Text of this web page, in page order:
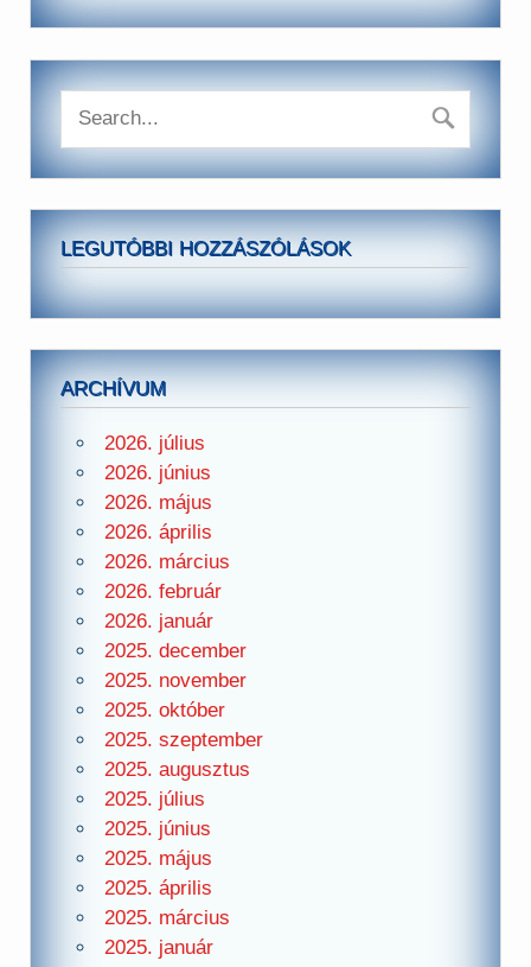
LEGUTÓBBI HOZZÁSZÓLÁSOK
ARCHÍVUM
2026. július
2026. június
2026. május
2026. április
2026. március
2026. február
2026. január
2025. december
2025. november
2025. október
2025. szeptember
2025. augusztus
2025. július
2025. június
2025. május
2025. április
2025. március
2025. január